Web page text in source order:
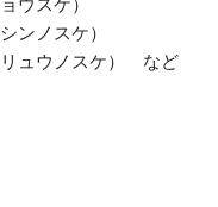
ンノスケ）
ュウノスケ） など